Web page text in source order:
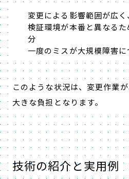
変更による影響範囲が広
検証環境が本番と異なる
分
一度のミスが大規模障害
このような状況は、変更作業
大きな負担となります。
技術の紹介と実用例